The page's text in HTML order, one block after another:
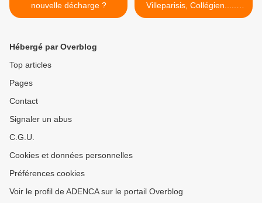
nouvelle décharge ?
Villeparisis, Collégien..... :
votre terrain de foot
Hébergé par Overblog
Top articles
Pages
Contact
Signaler un abus
C.G.U.
Cookies et données personnelles
Préférences cookies
Voir le profil de ADENCA sur le portail Overblog